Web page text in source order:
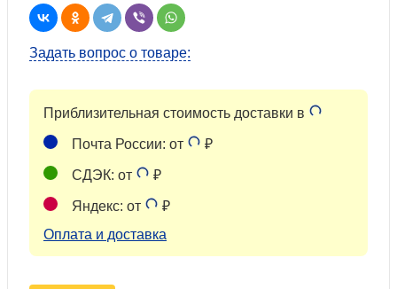
Задать вопрос о товаре:
Приблизительная стоимость доставки в
Почта России: от ₽
СДЭК: от ₽
Яндекс: от
₽
Оплата и доставка